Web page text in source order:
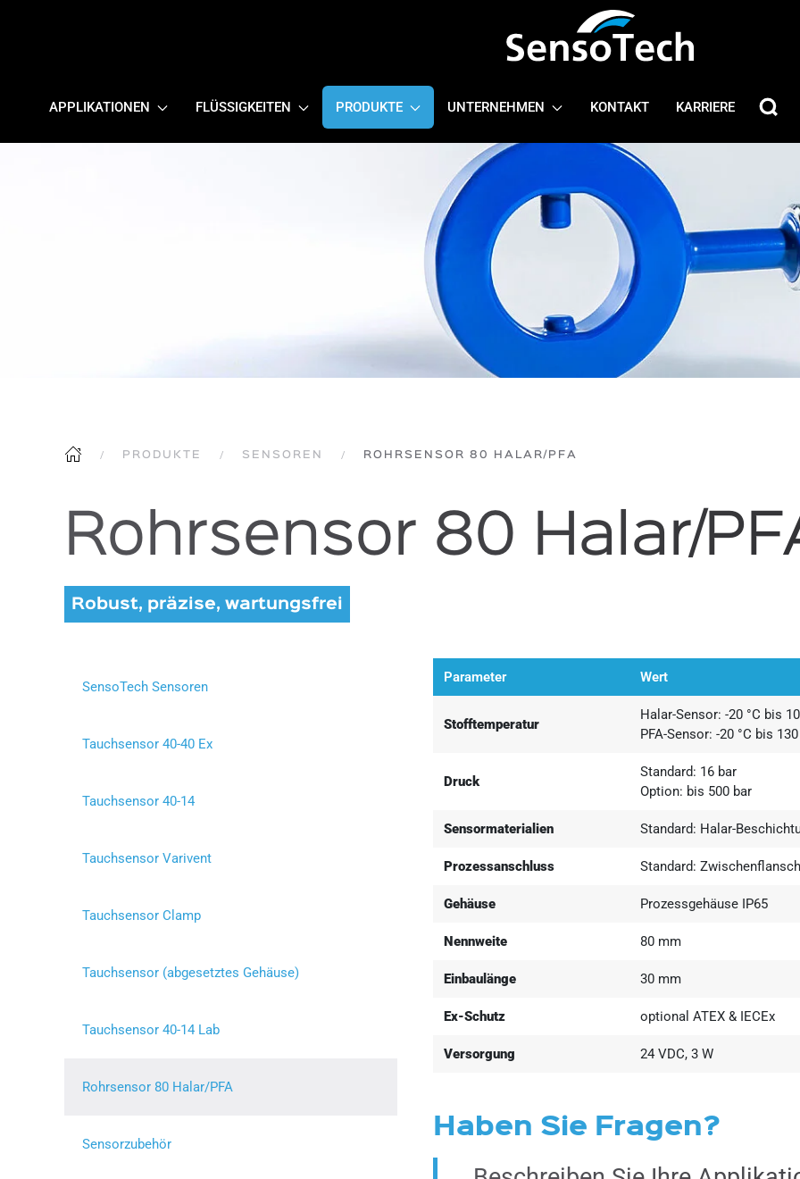
APPLIKATIONEN FLÜSSIGKEITEN PRODUKTE UNTERNEHMEN KONTAKT KARRIERE
PRODUKTE SENSOREN ROHRSENSOR 80 HALAR/PFA
Rohrsensor 80 Halar/
Robust, präzise, wartungsfrei
Parameter Wert
Stofftemperatur
Halar-Sensor: -20 °C bis
PFA-Sensor: -20 °C bis 130
Druck
Standard: 16 bar
Option: bis 500 bar
Sensormaterialien Standard: Halar-
Prozessanschluss Standard:
Gehäuse Prozessgehäuse IP65
Nennweite 80 mm
Einbaulänge 30 mm
Ex-Schutz optional ATEX & IECEx
Versorgung 24 VDC, 3 W
Haben Sie Fragen?
SensoTech Sensoren
Tauchsensor 40-40 Ex
Tauchsensor 40-14
Tauchsensor Varivent
Tauchsensor Clamp
Tauchsensor (abgesetztes Gehäuse)
Tauchsensor 40-14 Lab
Rohrsensor 80 Halar/PFA
Sensorzubehör